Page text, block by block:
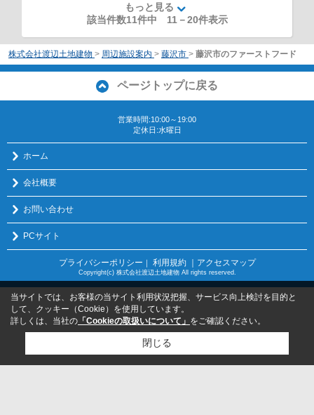
もっと見る
該当件数11件中 11 －20件表示
株式会社渡辺土地建物 > 周辺施設案内 > 藤沢市 > 藤沢市のファーストフード
ページトップに戻る
営業時間:10:00～19:00
定休日:水曜日
ホーム
会社概要
お問い合わせ
PCサイト
プライバシーポリシー ｜ 利用規約 ｜アクセスマップ
Copyright(c) 株式会社渡辺土地建物 All rights reserved.
当サイトでは、お客様の当サイト利用状況把握、サービス向上検討を目的と
して、クッキー（Cookie）を使用しています。
詳しくは、当社の 「Cookieの取扱いについて」 をご確認ください。
閉じる